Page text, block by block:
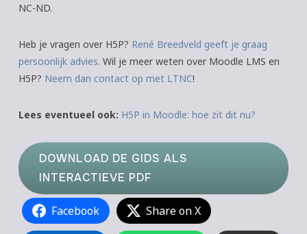
NC-ND.
Heb je vragen over H5P? René Breedveld geeft je graag
persoonlijk advies. Wil je meer weten over Moodle LMS en
H5P? Neem dan contact op met LTNC!
Lees eventueel ook: H5P in Moodle: hoe zit dit nu?
DOWNLOAD DE GIDS ALS
INTERACTIEVE PDF
Facebook Share on X